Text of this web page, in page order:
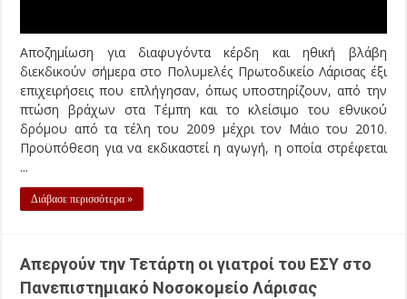
Αποζημίωση για διαφυγόντα κέρδη και ηθική βλάβη
διεκδικούν σήμερα στο Πολυμελές Πρωτοδικείο Λάρισας έξι
επιχειρήσεις που επλήγησαν, όπως υποστηρίζουν, από την
πτώση βράχων στα Τέμπη και το κλείσιμο του εθνικού
δρόμου από τα τέλη του 2009 μέχρι τον Μάιο του 2010.
Προϋπόθεση για να εκδικαστεί η αγωγή, η οποία στρέφεται
...
Διάβασε περισσότερα »
Απεργούν την Τετάρτη οι γιατροί του ΕΣΥ στο
Πανεπιστημιακό Νοσοκομείο Λάρισας